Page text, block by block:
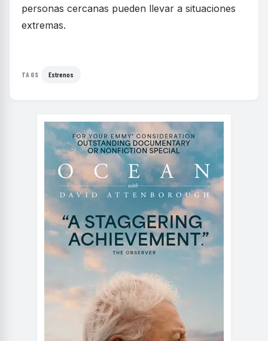
personas cercanas pueden llevar a situaciones
extremas.
TAGS Estrenos